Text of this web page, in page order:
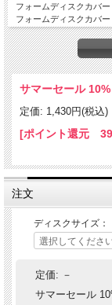
フォームディスクカバ
フォームディスクカバ
フォームディスクカバ
ご希望のサイズをお選
サマーセール
定価: 1,430円(税込)
[ポイント還元
注文
ディスクサイズ：
定価: －
サマーセール